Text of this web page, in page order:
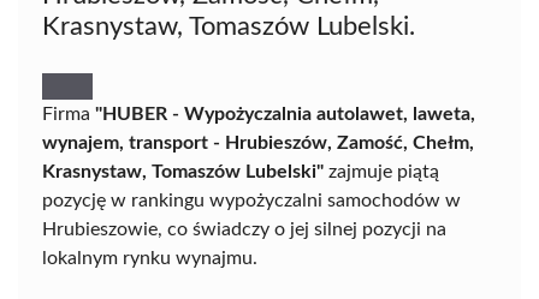
Krasnystaw, Tomaszów Lubelski.
Firma "HUBER - Wypożyczalnia autolawet, laweta,
wynajem, transport - Hrubieszów, Zamość, Chełm,
Krasnystaw, Tomaszów Lubelski" zajmuje piątą
pozycję w rankingu wypożyczalni samochodów w
Hrubieszowie, co świadczy o jej silnej pozycji na
lokalnym rynku wynajmu.